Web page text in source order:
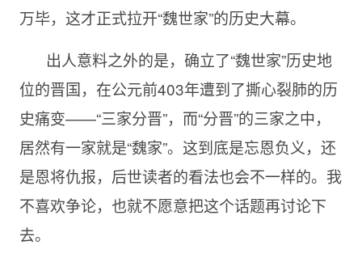
万毕，这才正式拉开“魏世家”的历史大幕。
出人意料之外的是，确立了“魏世家”历史地
位的晋国，在公元前403年遭到了撕心裂肺的历
史痛变——“三家分晋”，而“分晋”的三家之中，
居然有一家就是“魏家”。这到底是忘恩负义，还
是恩将仇报，后世读者的看法也会不一样的。我
不喜欢争论，也就不愿意把这个话题再讨论下
去。